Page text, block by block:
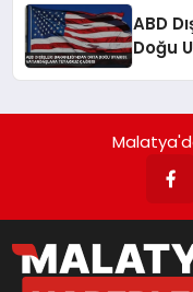
ABD
Doğu